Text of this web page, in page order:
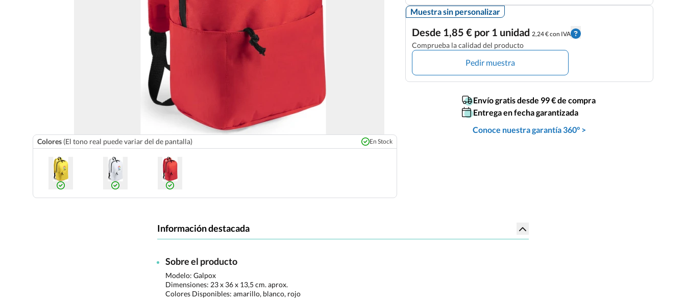
Colores (El tono real puede variar del de pantalla) En Stock
Muestra sin personalizar
Desde 1,85 € por 1 unidad 2,24 € con IVA
Comprueba la calidad del producto
Pedir muestra
Envío gratis desde 99 € de compra
Entrega en fecha garantizada
Conoce nuestra garantía 360° >
Información destacada
Sobre el producto
Modelo: Galpox
Dimensiones: 23 x 36 x 13,5 cm. aprox.
Colores Disponibles: amarillo, blanco, rojo